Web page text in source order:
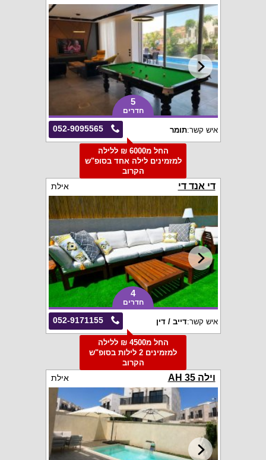
5
חדרים
052-9095565 איש קשר:תומר
החל מ6000 ₪ ללילה
למזמינים לילה אחד בסופ"ש
הקרוב
די אנד די אילת
4
חדרים
052-9171155 איש קשר:דייב / דין
החל מ4500 ₪ ללילה
למזמינים 2 לילות בסופ"ש
הקרוב
וילה AH 35 אילת